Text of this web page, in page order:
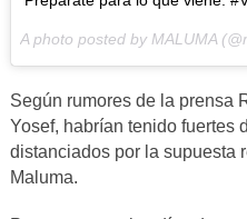
A photo posted by MALUMA
Según rumores de la prensa
Yosef, habrían tenido fuertes
distanciados por la supuesta
Maluma.